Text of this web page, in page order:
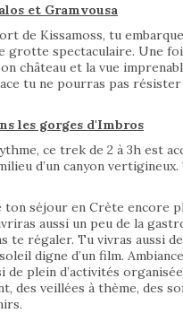
et Gramvousa
de Kissamoss, tu
grotte spectaculaire. Une
château et la vue
tu ne pourras pas résister
les gorges d'Imbros
ce trek de 2 à 3h est
d’un canyon
séjour en Crète encore
aussi un peu de la
te régaler. Tu vivras aussi
digne d’un film.
de plein d’activités
des veillées à thème, des